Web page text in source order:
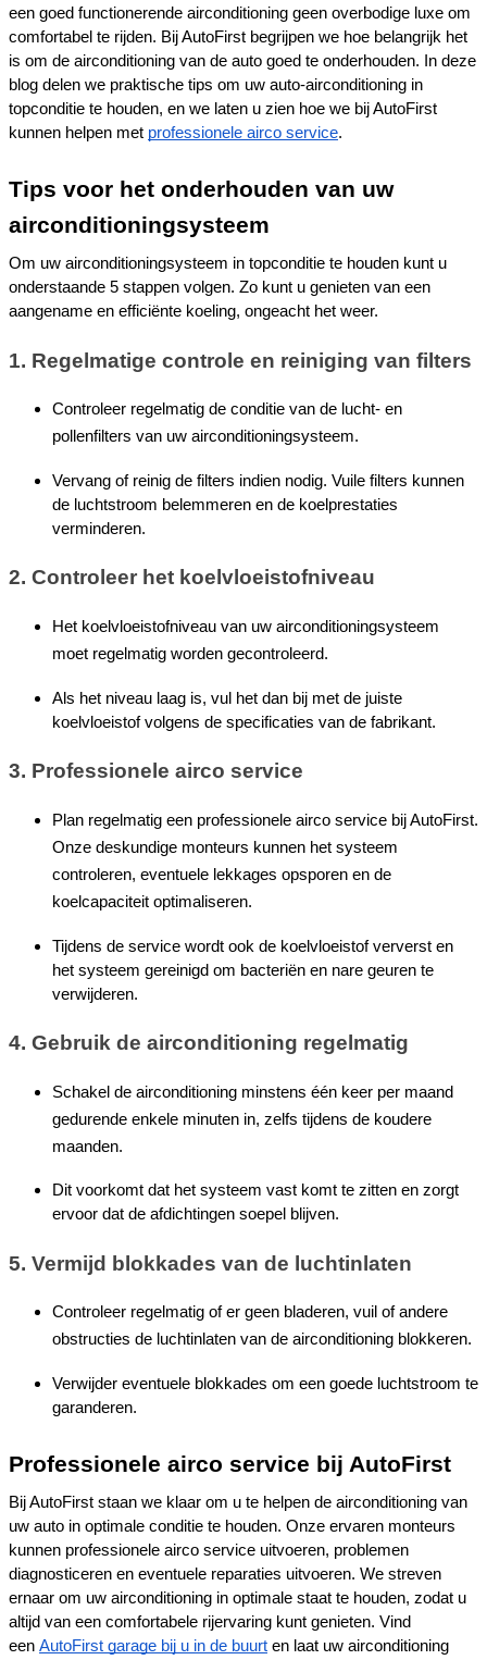
een goed functionerende airconditioning geen overbodige luxe om
comfortabel te rijden. Bij AutoFirst begrijpen we hoe belangrijk het
is om de airconditioning van de auto goed te onderhouden. In deze
blog delen we praktische tips om uw auto-airconditioning in
topconditie te houden, en we laten u zien hoe we bij AutoFirst
kunnen helpen met professionele airco service.
Tips voor het onderhouden van uw
airconditioningsysteem
Om uw airconditioningsysteem in topconditie te houden kunt u
onderstaande 5 stappen volgen. Zo kunt u genieten van een
aangename en efficiënte koeling, ongeacht het weer.
1. Regelmatige controle en reiniging van filters
Controleer regelmatig de conditie van de lucht- en
pollenfilters van uw airconditioningsysteem.
Vervang of reinig de filters indien nodig. Vuile filters kunnen
de luchtstroom belemmeren en de koelprestaties
verminderen.
2. Controleer het koelvloeistofniveau
Het koelvloeistofniveau van uw airconditioningsysteem
moet regelmatig worden gecontroleerd.
Als het niveau laag is, vul het dan bij met de juiste
koelvloeistof volgens de specificaties van de fabrikant.
3. Professionele airco service
Plan regelmatig een professionele airco service bij AutoFirst.
Onze deskundige monteurs kunnen het systeem
controleren, eventuele lekkages opsporen en de
koelcapaciteit optimaliseren.
Tijdens de service wordt ook de koelvloeistof ververst en
het systeem gereinigd om bacteriën en nare geuren te
verwijderen.
4. Gebruik de airconditioning regelmatig
Schakel de airconditioning minstens één keer per maand
gedurende enkele minuten in, zelfs tijdens de koudere
maanden.
Dit voorkomt dat het systeem vast komt te zitten en zorgt
ervoor dat de afdichtingen soepel blijven.
5. Vermijd blokkades van de luchtinlaten
Controleer regelmatig of er geen bladeren, vuil of andere
obstructies de luchtinlaten van de airconditioning blokkeren.
Verwijder eventuele blokkades om een goede luchtstroom te
garanderen.
Professionele airco service bij AutoFirst
Bij AutoFirst staan we klaar om u te helpen de airconditioning van
uw auto in optimale conditie te houden. Onze ervaren monteurs
kunnen professionele airco service uitvoeren, problemen
diagnosticeren en eventuele reparaties uitvoeren. We streven
ernaar om uw airconditioning in optimale staat te houden, zodat u
altijd van een comfortabele rijervaring kunt genieten. Vind
een AutoFirst garage bij u in de buurt en laat uw airconditioning